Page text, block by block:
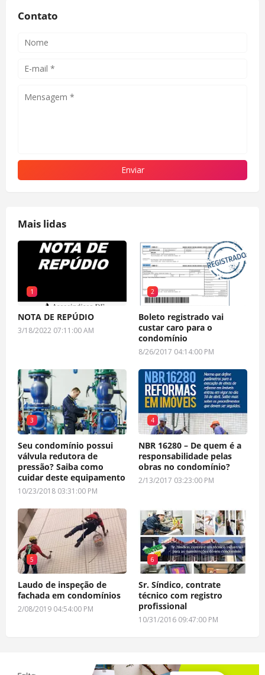
Contato
Mais lidas
1
NOTA DE REPÚDIO
3/18/2022 07:11:00 AM
2
Boleto registrado vai
custar caro para o
condomínio
8/26/2017 04:14:00 PM
3
Seu condomínio possui
válvula redutora de
pressão? Saiba como
cuidar deste equipamento
10/23/2018 03:31:00 PM
4
NBR 16280 – De quem é a
responsabilidade pelas
obras no condomínio?
2/13/2017 03:23:00 PM
5
Laudo de inspeção de
fachada em condomínios
2/08/2019 04:54:00 PM
6
Sr. Síndico, contrate
técnico com registro
profissional
10/31/2016 09:47:00 PM